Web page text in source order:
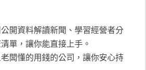
開資料解讀新聞、學習經營者分
單，讓你能直接上手。
闆懂的用錢的公司，讓你安心持